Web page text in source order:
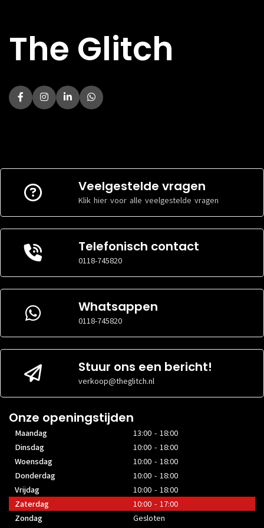
The Glitch
Veelgestelde vragen
Klik hier voor alle veelgestelde vragen
Telefonisch contact
0118-745820
Whatsappen
0118-745820
Stuur ons een bericht!
verkoop@theglitch.nl
Onze openingstijden
Maandag
13:00 - 18:00
Dinsdag
10:00 - 18:00
Woensdag
10:00 - 18:00
Donderdag
10:00 - 18:00
Vrijdag
10:00 - 18:00
Zaterdag
10:00 - 17:00
Zondag
Gesloten